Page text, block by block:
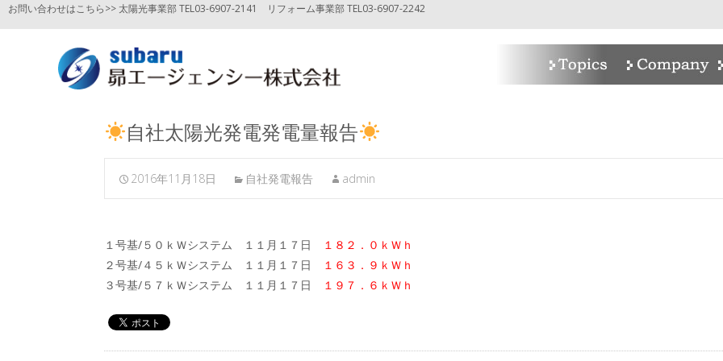
お問い合わせはこちら>> 太陽光事業部 TEL03-6907-2141 リフォーム事業部 TEL03-6907-2242
自社太陽光発電発電量報告
2016年11月18日 自社発電報告 admin
１号基/５０ｋＷシステム １１月１７日
１８２．０ｋＷｈ
２号基/４５ｋＷシステム １１月１７日
１６３．９ｋＷｈ
３号基/５７ｋＷシステム １１月１７日
１９７．６ｋＷｈ